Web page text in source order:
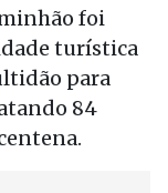
foi
turística
para
84